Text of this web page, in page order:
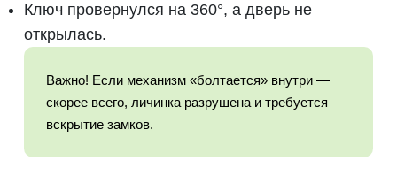
Ключ провернулся на 360°, а дверь не
открылась.
Важно! Если механизм «болтается» внутри —
скорее всего, личинка разрушена и требуется
вскрытие замков.